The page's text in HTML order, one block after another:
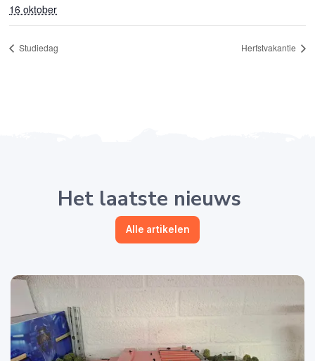
16 oktober
Studiedag Herfstvakantie
Het laatste nieuws
Alle artikelen